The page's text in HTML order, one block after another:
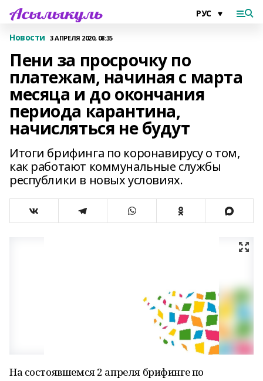
Новости 3 АПРЕЛЯ 2020, 08:35
Пени за просрочку по
платежам, начиная с марта
месяца и до окончания
периода карантина,
начисляться не будут
Итоги брифинга по коронавирусу о том,
как работают коммунальные службы
республики в новых условиях.
На состоявшемся 2 апреля брифинге по